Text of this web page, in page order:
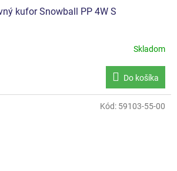
kufor Snowball PP 4W S
Skladom
Do košíka
Kód: 59103-55-00